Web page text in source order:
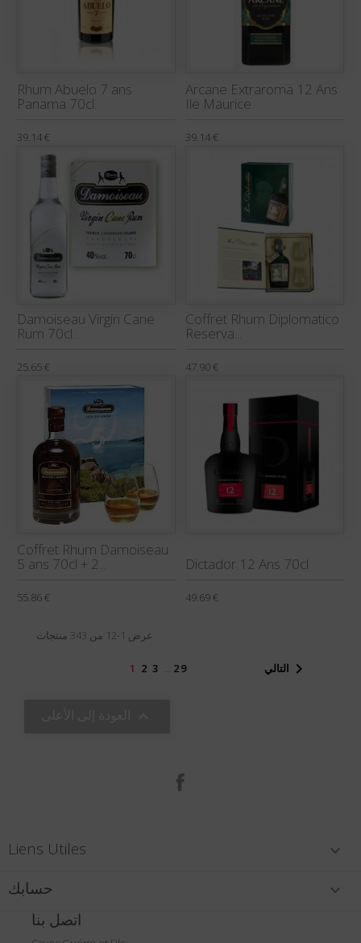
Rhum Abuelo 7 ans
Panama 70cl.
39.14 €
Arcane Extraroma 12 Ans
Ile Maurice
39.14 €
Damoiseau Virgin Cane
Rum 70cl...
25.65 €
Coffret Rhum Diplomatico
Reserva...
47.90 €
Coffret Rhum Damoiseau
5 ans 70cl + 2...
55.86 €
Dictador 12 Ans 70cl
49.69 €
عرض 1-12 من 343 منتجات
1 2 3 … 29 التالي 
Liens Utiles 
حسابك 
اتصل بنا